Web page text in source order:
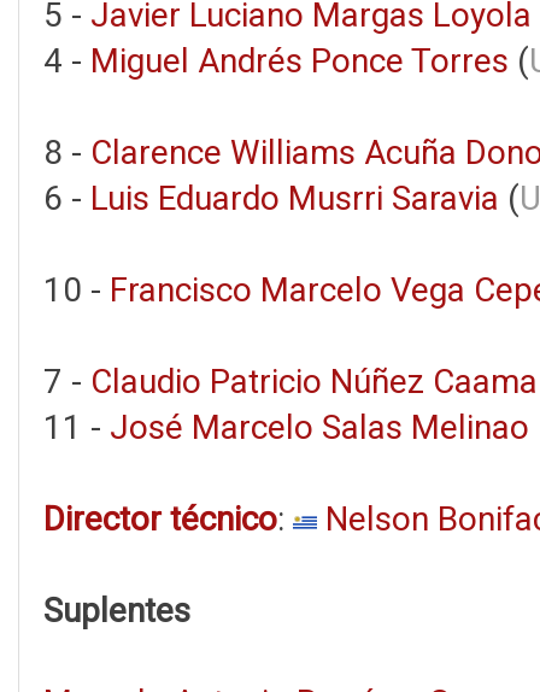
5 - Javier Luciano Margas Loyola
4 - Miguel Andrés Ponce Torres (
8 - Clarence Williams Acuña
6 - Luis Eduardo Musrri Saravia (
10 - Francisco Marcelo Vega
7 - Claudio Patricio Núñez
11 - José Marcelo Salas Melinao
Director técnico: Nelson
Suplentes